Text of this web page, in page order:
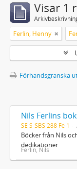
Visar 1
Ferlin, Henny
Förhandsgranska
Nils Ferlins
SE S-SBS 288 Fe 1
Böcker från Nils
dedikationer
Ferlin, Nils